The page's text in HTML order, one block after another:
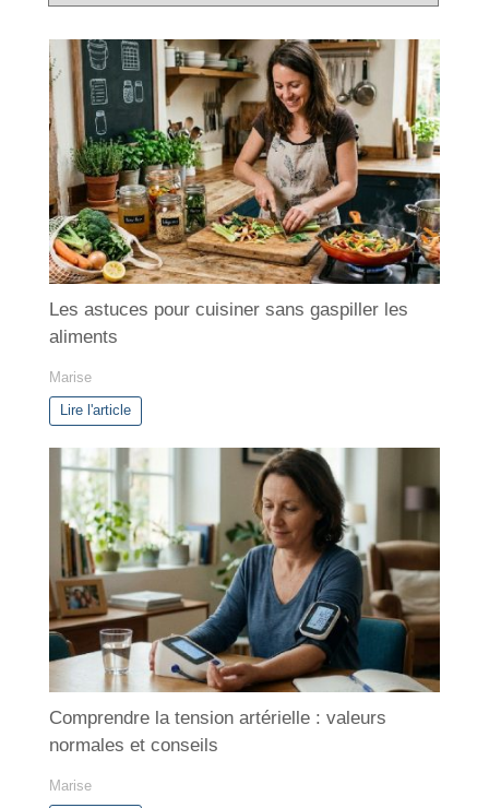
t
é
g
o
r
i
e
s
Les astuces pour cuisiner sans gaspiller les
aliments
Marise
Lire l'article
Comprendre la tension artérielle : valeurs
normales et conseils
Marise